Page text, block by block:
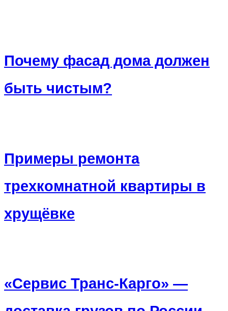
Почему фасад дома должен
быть чистым?
Примеры ремонта
трехкомнатной квартиры в
хрущёвке
«Сервис Транс-Карго» —